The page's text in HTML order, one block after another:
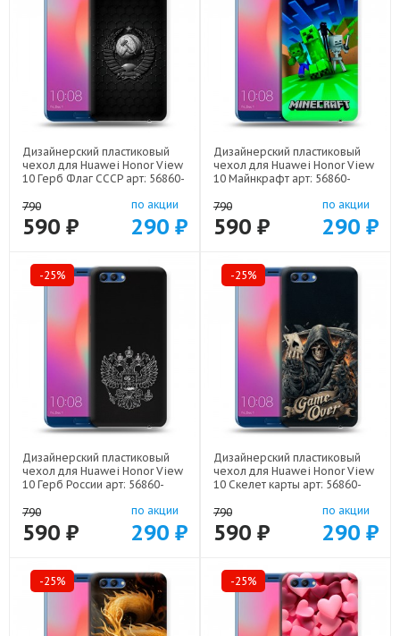
Дизайнерский пластиковый
чехол для Huawei Honor View
10 Герб Флаг СССР арт: 56860-
790
590 ₽
по акции
290 ₽
Дизайнерский пластиковый
чехол для Huawei Honor View
10 Майнкрафт арт: 56860-
790
590 ₽
по акции
290 ₽
-25%
Дизайнерский пластиковый
чехол для Huawei Honor View
10 Герб России арт: 56860-
790
590 ₽
по акции
290 ₽
-25%
Дизайнерский пластиковый
чехол для Huawei Honor View
10 Скелет карты арт: 56860-
790
590 ₽
по акции
290 ₽
-25% -25%